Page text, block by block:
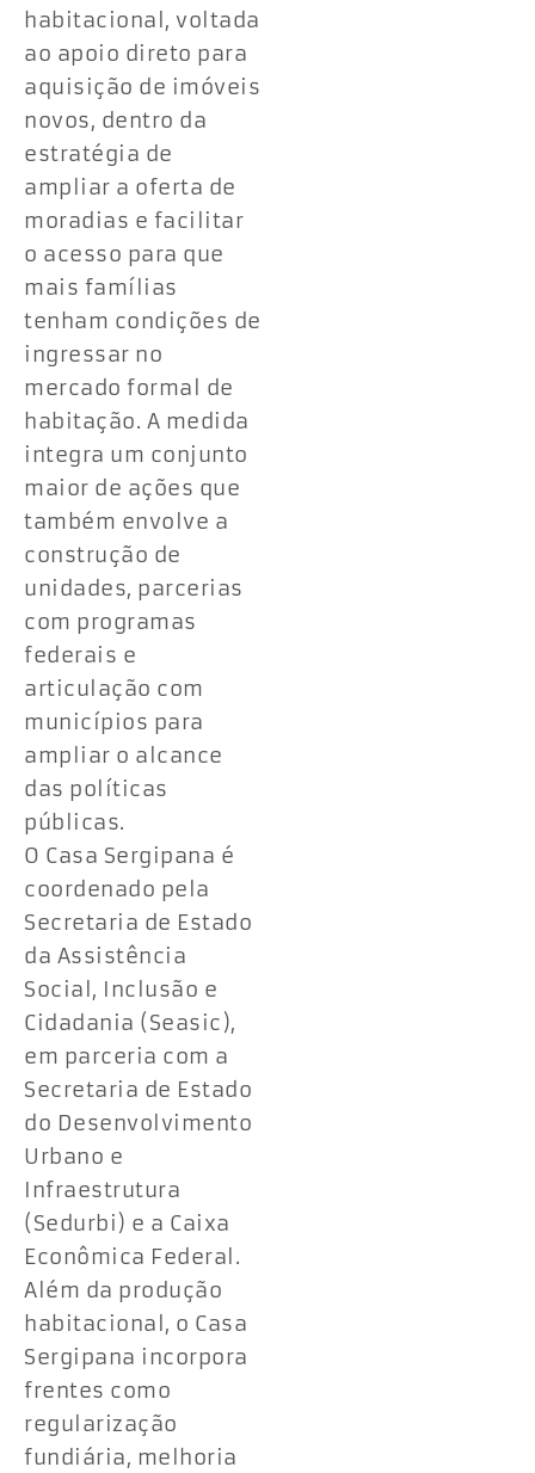
habitacional, voltada
ao apoio direto para
aquisição de imóveis
novos, dentro da
estratégia de
ampliar a oferta de
moradias e facilitar
o acesso para que
mais famílias
tenham condições de
ingressar no
mercado formal de
habitação. A medida
integra um conjunto
maior de ações que
também envolve a
construção de
unidades, parcerias
com programas
federais e
articulação com
municípios para
ampliar o alcance
das políticas
públicas.
O Casa Sergipana é
coordenado pela
Secretaria de Estado
da Assistência
Social, Inclusão e
Cidadania (Seasic),
em parceria com a
Secretaria de Estado
do Desenvolvimento
Urbano e
Infraestrutura
(Sedurbi) e a Caixa
Econômica Federal.
Além da produção
habitacional, o Casa
Sergipana incorpora
frentes como
regularização
fundiária, melhoria